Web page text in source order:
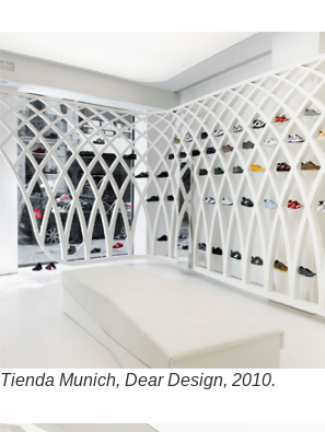
Tienda Munich, Dear Design, 2010.